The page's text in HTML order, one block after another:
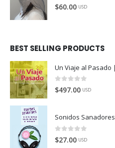
0 de 5
$60.00 USD
BEST SELLING PRODUCTS
0 de 5
$497.00 USD
Sonidos Sanadores
0 de 5
$27.00 USD